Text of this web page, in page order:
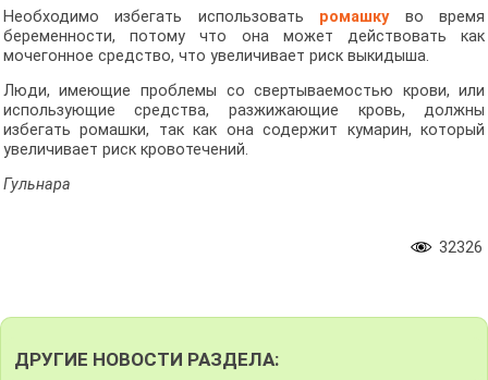
Необходимо избегать использовать ромашкуво время
беременности, потому что она может действовать как
мочегонное средство, что увеличивает риск выкидыша.
Люди, имеющие проблемы со свертываемостью крови, или
использующие средства, разжижающие кровь, должны
избегать ромашки, так как она содержит кумарин, который
увеличивает риск кровотечений.
Гульнара
32326
ДРУГИЕ НОВОСТИ РАЗДЕЛА: